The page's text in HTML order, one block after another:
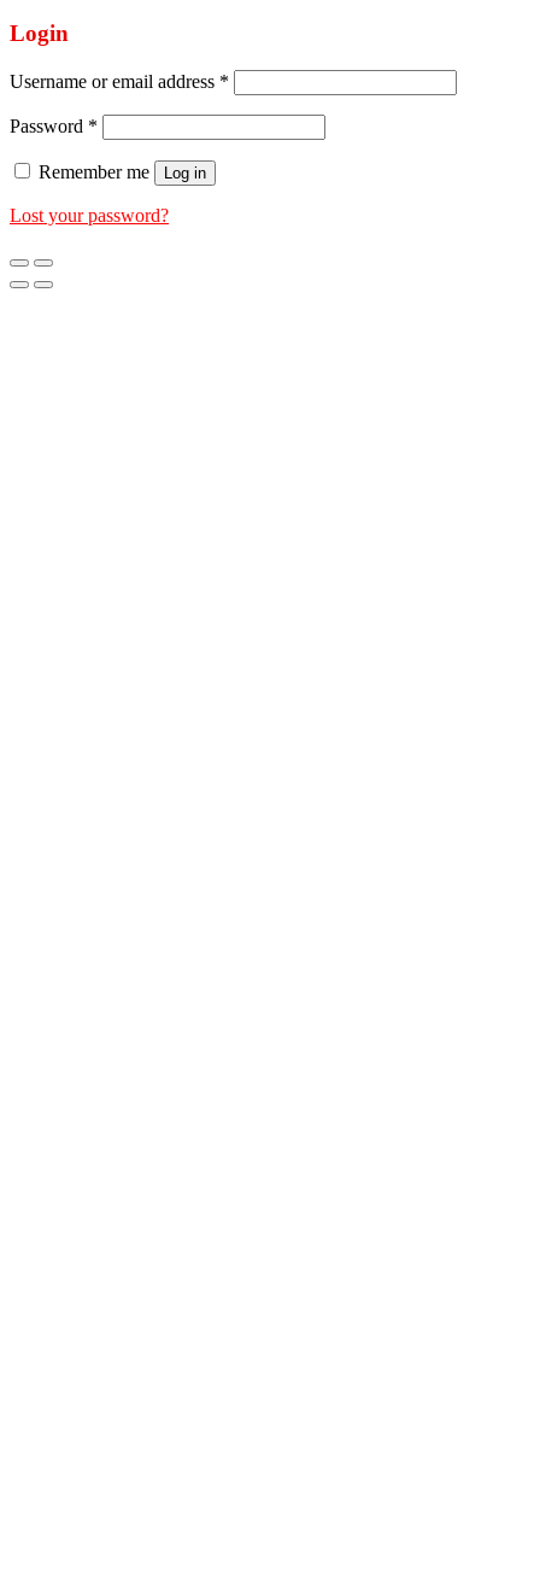
Login
Username or email address *
Password *
Remember me Log in
Lost your password?